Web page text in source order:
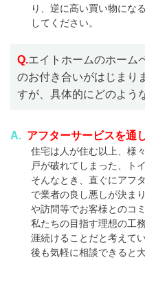
り、逆に高い買い物にな
してください。
Q.エイトホームのホーム
のお付き合いがはじまり
すが、具体的にどのよう
A. アフターサービスを通
住宅は人が住む以上、様
戸が破れてしまった、ト
そんなとき、直ぐにアフ
で業者の良し悪しが決ま
や訪問等でお客様とのコ
私たちの目指す理想の工
涯続けることだと考えて
後も気軽に相談できると